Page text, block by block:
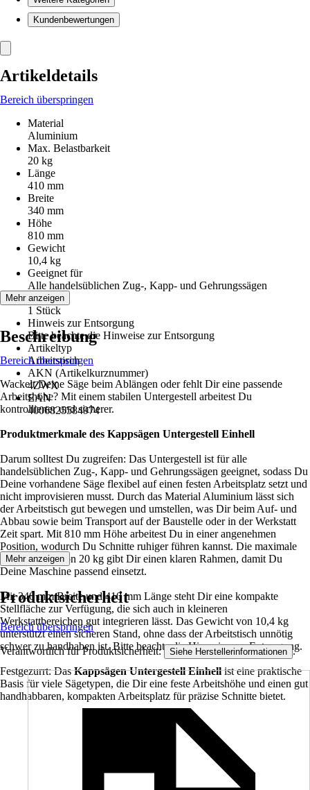
Kundenbewertungen
Artikeldetails
Bereich überspringen
Material
Aluminium
Max. Belastbarkeit
20 kg
Länge
410 mm
Breite
340 mm
Höhe
810 mm
Gewicht
10,4 kg
Geeignet für
Alle handelsüblichen Zug-, Kapp- und Gehrungssägen
Inhalt
1 Stück
Hinweis zur Entsorgung
Bitte beachte die Hinweise zur Entsorgung
Artikeltyp
Arbeitstisch
AKN (Artikelkurznummer)
4ZWX
EAN
4006825584974
Mehr anzeigen
Beschreibung
Bereich überspringen
Wackelt Deine Säge beim Ablängen oder fehlt Dir eine passende
Arbeitshöhe? Mit einem stabilen Untergestell arbeitest Du
kontrollierter und sicherer.
Produktmerkmale des Kappsägen Untergestell Einhell
Darum solltest Du zugreifen: Das Untergestell ist für alle
handelsüblichen Zug-, Kapp- und Gehrungssägen geeignet, sodass Du
Deine vorhandene Säge flexibel auf einen festen Arbeitsplatz setzt und
nicht improvisieren musst. Durch das Material Aluminium lässt sich
der Arbeitstisch gut bewegen und umstellen, was Dir beim Auf- und
Abbau sowie beim Transport auf der Baustelle oder in der Werkstatt
Zeit spart. Mit 810 mm Höhe arbeitest Du in einer angenehmen
Position, wodurch Du Schnitte ruhiger führen kannst. Die maximale
Belastbarkeit von 20 kg gibt Dir einen klaren Rahmen, damit Du
Deine Maschine passend einsetzt.
Mit 340 mm Breite und 410 mm Länge steht Dir eine kompakte
Stellfläche zur Verfügung, die sich auch in kleineren
Werkstattbereichen gut integrieren lässt. Das Gewicht von 10,4 kg
unterstützt einen sicheren Stand, ohne dass der Arbeitstisch unnötig
schwer zu handhaben ist. Bitte beachte die Hinweise zur Entsorgung.
Festgezurrt: DasKappsägen Untergestell Einhellist eine praktische
Basis für viele Sägetypen, die Dir eine feste Arbeitshöhe und einen gut
handhabbaren, kompakten Arbeitsplatz für präzise Schnitte bietet.
Mehr anzeigen
Produktsicherheit
Bereich überspringen
Verantwortlich für Produktsicherheit: Siehe Herstellerinformationen .